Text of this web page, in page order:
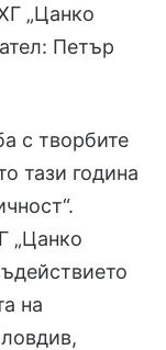
„Цанко
Петър
с творбите
тази година
„Цанко
на